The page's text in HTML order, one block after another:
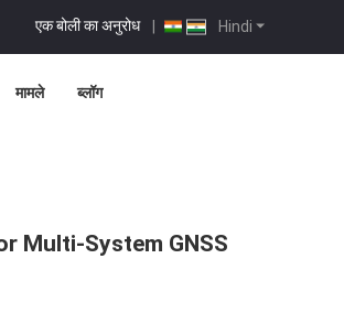
Hindi
एक बोली का अनुरोध |
मामले ब्लॉग
Multi-System GNSS